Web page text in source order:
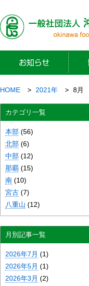
HOME 2021年 8月
カテゴリ一覧
本部 (56)
北部 (6)
中部 (12)
那覇 (15)
南 (10)
宮古 (7)
八重山 (12)
月別記事一覧
2026年7月 (1)
2026年5月 (1)
2026年3月 (2)